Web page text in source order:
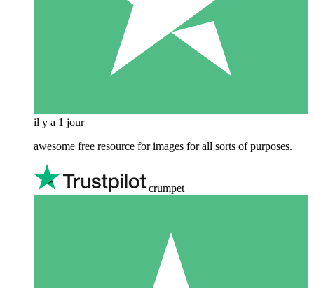
il y a 1 jour
awesome free resource for images for all sorts of purposes.
crumpet